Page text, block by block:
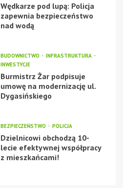
Wędkarze pod lupą: Policja
zapewnia bezpieczeństwo
nad wodą
BUDOWNICTWO
INFRASTRUKTURA
INWESTYCJE
Burmistrz Żar podpisuje
umowę na modernizację ul.
Dygasińskiego
BEZPIECZEŃSTWO POLICJA
Dzielnicowi obchodzą 10-
lecie efektywnej współpracy
z mieszkańcami!